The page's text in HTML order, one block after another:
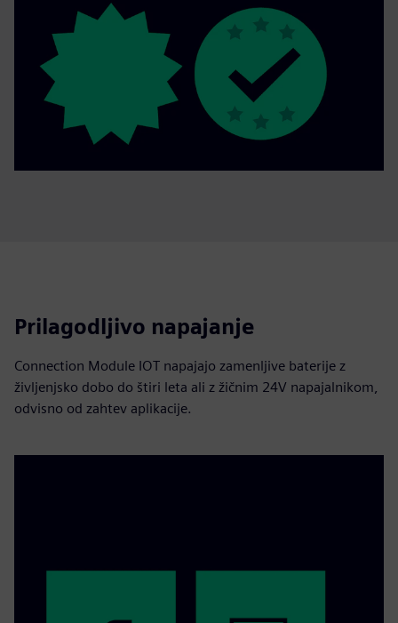
Prilagodljivo napajanje
Connection Module IOT napajajo zamenljive baterije z
življenjsko dobo do štiri leta ali z žičnim 24V napajalnikom,
odvisno od zahtev aplikacije.